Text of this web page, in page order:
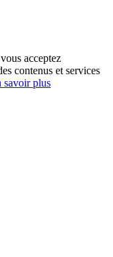
acceptez
contenus et services
savoir plus